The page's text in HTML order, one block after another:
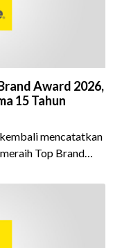
Award 2026,
15 Tahun
mencatatkan
Top Brand
White Indonesia
atas konsistensi,